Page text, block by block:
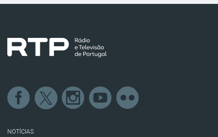
NOTÍCIAS